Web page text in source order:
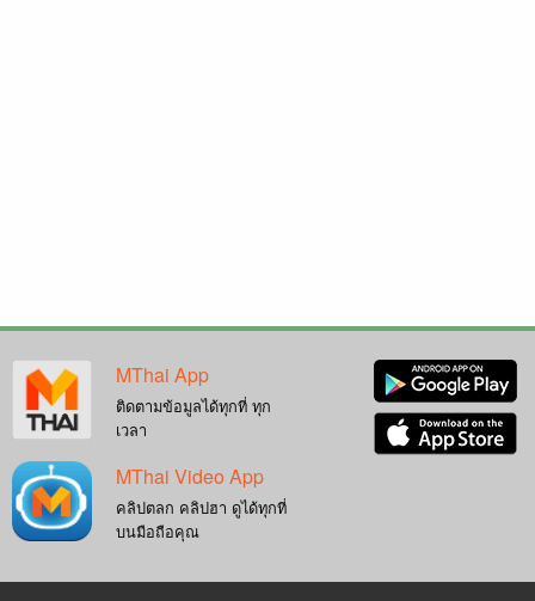
MThai App
ติดตามข้อมูลได้ทุกที่ ทุก
เวลา
MThai Video App
คลิปตลก คลิปฮา ดูได้ทุกที่
บนมือถือคุณ